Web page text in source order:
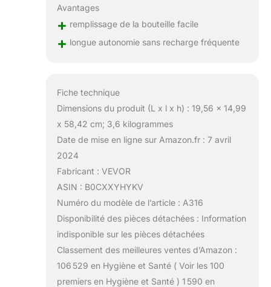
parfumée élégante,
plus longue, délicate
Avantages
+ remplissage de la bouteille facile
+ longue autonomie sans recharge fréquente
Fiche technique
Dimensions du produit (L x l x h) : 19,56 x 14,99
x 58,42 cm; 3,6 kilogrammes
Date de mise en ligne sur Amazon.fr : 7 avril
2024
Fabricant : VEVOR
ASIN : B0CXXYHYKV
Numéro du modèle de l’article : A316
Disponibilité des pièces détachées : Information
indisponible sur les pièces détachées
Classement des meilleures ventes d’Amazon :
106 529 en Hygiène et Santé ( Voir les 100
premiers en Hygiène et Santé ) 1 590 en